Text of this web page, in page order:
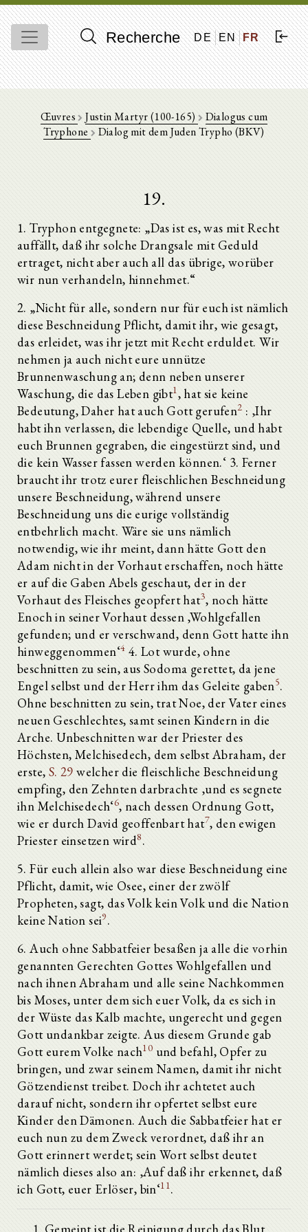
Recherche DE EN FR
Œuvres Justin Martyr (100-165)
Dialogus cum
Tryphone
Dialog mit dem Juden Trypho (BKV)
19.
1. Tryphon entgegnete: „Das ist es, was mit Recht
auffällt, daß ihr solche Drangsale mit Geduld
ertraget, nicht aber auch all das übrige, worüber
wir nun verhandeln, hinnehmet.“
2. „Nicht für alle, sondern nur für euch ist nämlich
diese Beschneidung Pflicht, damit ihr, wie gesagt,
das erleidet, was ihr jetzt mit Recht erduldet. Wir
nehmen ja auch nicht eure unnütze
Brunnenwaschung an; denn neben unserer
Waschung, die das Leben gibt1, hat sie keine
Bedeutung, Daher hat auch Gott gerufen2 : ‚Ihr
habt ihn verlassen, die lebendige Quelle, und habt
euch Brunnen gegraben, die eingestürzt sind, und
die kein Wasser fassen werden können.‘ 3. Ferner
braucht ihr trotz eurer fleischlichen Beschneidung
unsere Beschneidung, während unsere
Beschneidung uns die eurige vollständig
entbehrlich macht. Wäre sie uns nämlich
notwendig, wie ihr meint, dann hätte Gott den
Adam nicht in der Vorhaut erschaffen, noch hätte
er auf die Gaben Abels geschaut, der in der
Vorhaut des Fleisches geopfert hat3, noch hätte
Enoch in seiner Vorhaut dessen ‚Wohlgefallen
gefunden; und er verschwand, denn Gott hatte ihn
hinweggenommen‘4 4. Lot wurde, ohne
beschnitten zu sein, aus Sodoma gerettet, da jene
Engel selbst und der Herr ihm das Geleite gaben5.
Ohne beschnitten zu sein, trat Noe, der Vater eines
neuen Geschlechtes, samt seinen Kindern in die
Arche. Unbeschnitten war der Priester des
Höchsten, Melchisedech, dem selbst Abraham, der
erste, S. 29 welcher die fleischliche Beschneidung
empfing, den Zehnten darbrachte ‚und es segnete
ihn Melchisedech‘6, nach dessen Ordnung Gott,
wie er durch David geoffenbart hat7, den ewigen
Priester einsetzen wird8.
5. Für euch allein also war diese Beschneidung eine
Pflicht, damit, wie Osee, einer der zwölf
Propheten, sagt, das Volk kein Volk und die Nation
keine Nation sei9.
6. Auch ohne Sabbatfeier besaßen ja alle die vorhin
genannten Gerechten Gottes Wohlgefallen und
nach ihnen Abraham und alle seine Nachkommen
bis Moses, unter dem sich euer Volk, da es sich in
der Wüste das Kalb machte, ungerecht und gegen
Gott undankbar zeigte. Aus diesem Grunde gab
Gott eurem Volke nach10 und befahl, Opfer zu
bringen, und zwar seinem Namen, damit ihr nicht
Götzendienst treibet. Doch ihr achtetet auch
darauf nicht, sondern ihr opfertet selbst eure
Kinder den Dämonen. Auch die Sabbatfeier hat er
euch nun zu dem Zweck verordnet, daß ihr an
Gott erinnert werdet; sein Wort selbst deutet
nämlich dieses also an: ‚Auf daß ihr erkennet, daß
ich Gott, euer Erlöser, bin‘11.
Gemeint ist die Reinigung durch das Blut